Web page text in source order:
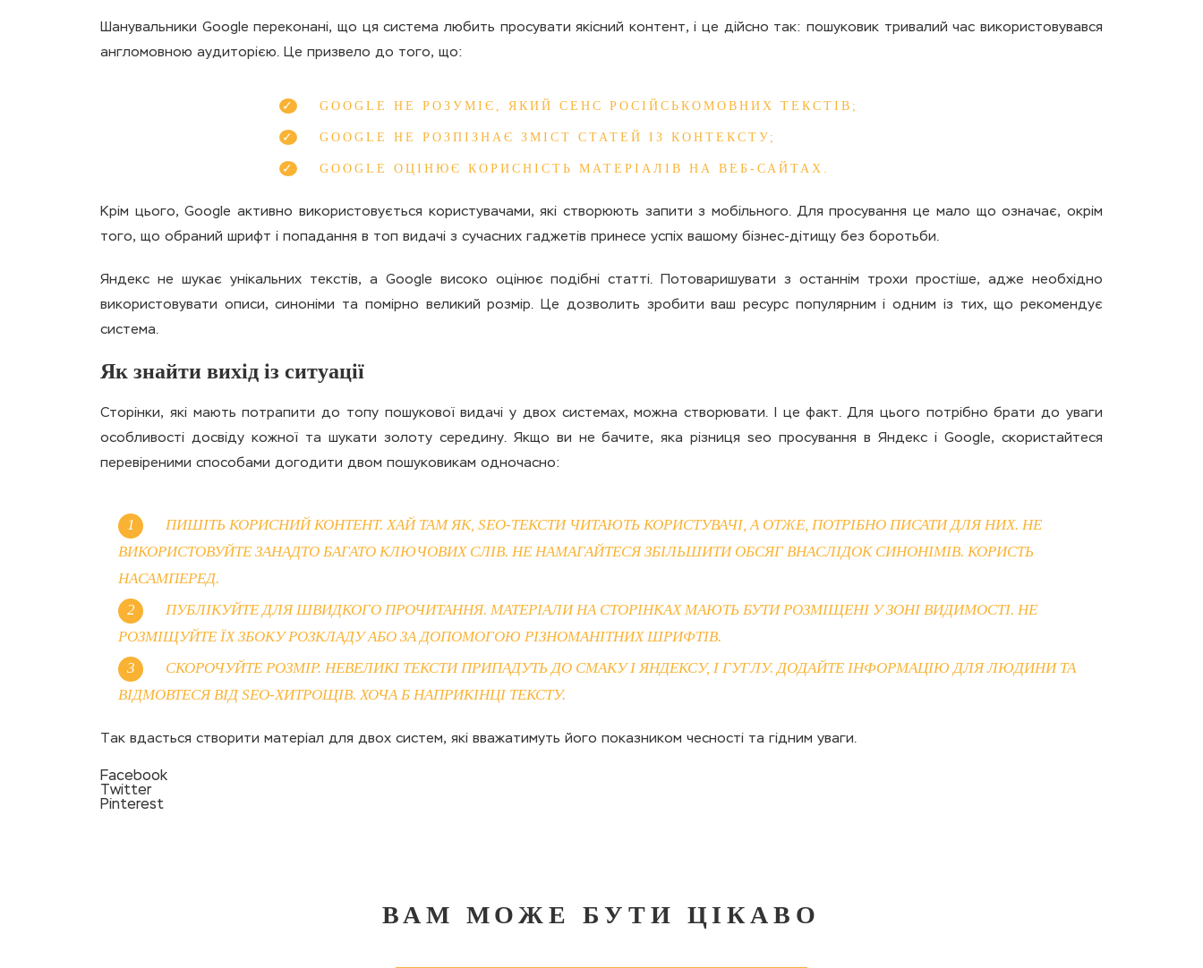
Шанувальники Google переконані, що ця система любить просувати якісний контент, і це дійсно так: пошуковик тривалий час використовувався
англомовною аудиторією. Це призвело до того, що:
GOOGLE НЕ РОЗУМІЄ, ЯКИЙ СЕНС РОСІЙСЬКОМОВНИХ ТЕКСТІВ;
GOOGLE НЕ РОЗПІЗНАЄ ЗМІСТ СТАТЕЙ ІЗ КОНТЕКСТУ;
GOOGLE ОЦІНЮЄ КОРИСНІСТЬ МАТЕРІАЛІВ НА ВЕБ-САЙТАХ.
Крім цього, Google активно використовується користувачами, які створюють запити з мобільного. Для просування це мало що означає, окрім
того, що обраний шрифт і попадання в топ видачі з сучасних гаджетів принесе успіх вашому бізнес-дітищу без боротьби.
Яндекс не шукає унікальних текстів, а Google високо оцінює подібні статті. Потоваришувати з останнім трохи простіше, адже необхідно
використовувати описи, синоніми та помірно великий розмір. Це дозволить зробити ваш ресурс популярним і одним із тих, що рекомендує
система.
Як знайти вихід із ситуації
Сторінки, які мають потрапити до топу пошукової видачі у двох системах, можна створювати. І це факт. Для цього потрібно брати до уваги
особливості досвіду кожної та шукати золоту середину. Якщо ви не бачите, яка різниця seo просування в Яндекс і Google, скористайтеся
перевіреними способами догодити двом пошуковикам одночасно:
ПИШІТЬ КОРИСНИЙ КОНТЕНТ. ХАЙ ТАМ ЯК, SEO-ТЕКСТИ ЧИТАЮТЬ КОРИСТУВАЧІ, А ОТЖЕ, ПОТРІБНО ПИСАТИ ДЛЯ НИХ. НЕ
ВИКОРИСТОВУЙТЕ ЗАНАДТО БАГАТО КЛЮЧОВИХ СЛІВ. НЕ НАМАГАЙТЕСЯ ЗБІЛЬШИТИ ОБСЯГ ВНАСЛІДОК СИНОНІМІВ. КОРИСТЬ
НАСАМПЕРЕД.
ПУБЛІКУЙТЕ ДЛЯ ШВИДКОГО ПРОЧИТАННЯ. МАТЕРІАЛИ НА СТОРІНКАХ МАЮТЬ БУТИ РОЗМІЩЕНІ У ЗОНІ ВИДИМОСТІ. НЕ
РОЗМІЩУЙТЕ ЇХ ЗБОКУ РОЗКЛАДУ АБО ЗА ДОПОМОГОЮ РІЗНОМАНІТНИХ ШРИФТІВ.
СКОРОЧУЙТЕ РОЗМІР. НЕВЕЛИКІ ТЕКСТИ ПРИПАДУТЬ ДО СМАКУ І ЯНДЕКСУ, І ГУГЛУ. ДОДАЙТЕ ІНФОРМАЦІЮ ДЛЯ ЛЮДИНИ ТА
ВІДМОВТЕСЯ ВІД SEO-ХИТРОЩІВ. ХОЧА Б НАПРИКІНЦІ ТЕКСТУ.
Так вдасться створити матеріал для двох систем, які вважатимуть його показником чесності та гідним уваги.
Facebook
Twitter
Pinterest
ВАМ МОЖЕ БУТИ ЦІКАВО